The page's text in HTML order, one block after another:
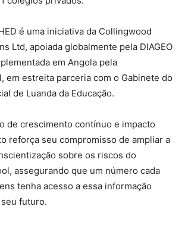
é uma iniciativa da Collingwood
Ltd, apoiada globalmente pela DIAGEO
em Angola pela
em estreita parceria com o Gabinete do
de Luanda da Educação.
de crescimento contínuo e impacto
reforça seu compromisso de ampliar a
sobre os riscos do
assegurando que um número cada
tenha acesso a essa informação
futuro.